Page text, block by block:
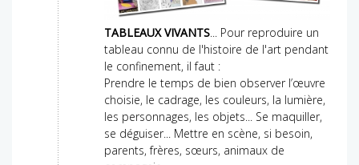
TABLEAUX VIVANTS ... Pour reproduire un
tableau connu de l'histoire de l'art pendant
le confinement, il faut :
Prendre le temps de bien observer l’œuvre
choisie, le cadrage, les couleurs, la lumière,
les personnages, les objets... Se maquiller,
se déguiser... Mettre en scène, si besoin,
parents, frères, sœurs, animaux de